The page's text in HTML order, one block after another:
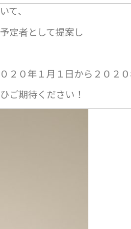
て、
定者として提案し
０年１月１日から２０２０
ご期待ください！